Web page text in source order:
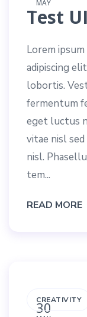
MAY
Test
Lorem
adipiscing
lobortis.
fermentum
eget luctus
vitae nisl
nisl.
tem...
READ MORE
30
CREATIVITY